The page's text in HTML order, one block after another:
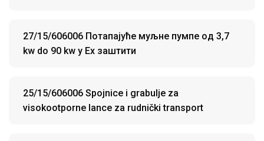
27/15/606006 Потапајуће муљне пумпe oд 3,7
kw do 90 kw у Ex заштити
25/15/606006 Spojnice i grabulje za
visokootporne lance za rudnički transport